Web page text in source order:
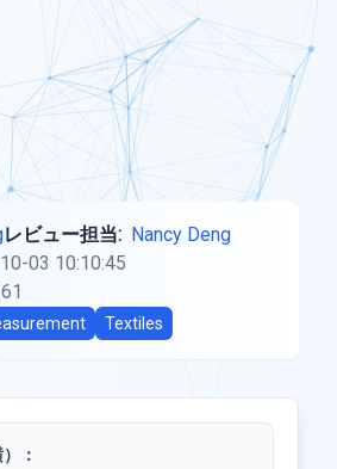
レビュー担当: Nancy Deng
03 10:10:45
Textiles
：